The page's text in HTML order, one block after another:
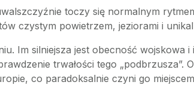
toczy się normalnym
czystym powietrzem, jeziorami i
Im silniejsza jest obecność wojskowa
trwałości tego „podbrzusza”.
co paradoksalnie czyni go